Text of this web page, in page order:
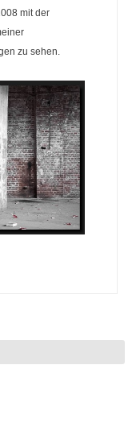
mit der
zu sehen.